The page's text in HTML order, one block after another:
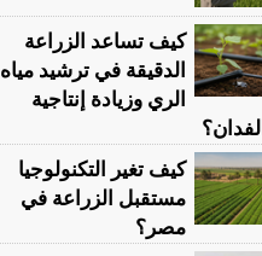
كيف تساعد الزراعة
الدقيقة في ترشيد مياه
الري وزيادة إنتاجية
الفدان؟
كيف تغير التكنولوجيا
مستقبل الزراعة في
مصر؟